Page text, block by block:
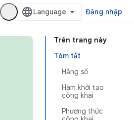
Đăng nhập
Trên trang này
Tóm tắt
Hằng số
Hàm khởi tạo
công khai
Phương thức